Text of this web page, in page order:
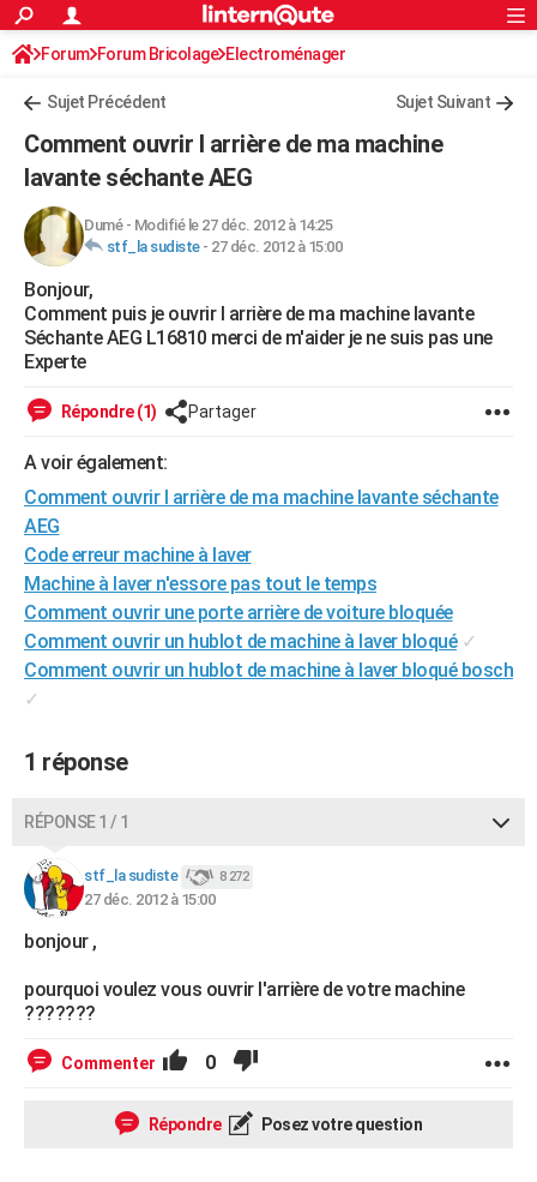
ACTUALITÉS
Politique
Société
Faits Divers
Education
Monde
Villes
+
Programme TV
TNTStreaming
Cinéma
Sorties cinéma
Musique
+FINANCE
Retraite
Impôts
Epargne
Immobilier
Risques naturels par ville
Banque
Assurance
Crédit
AUTO
Essais
Réserver un essai
Citadines
Berlines
SUV
Forum auto
HIGH-TECH
Mobiles
Meilleur smartphone
Internet
Ordinateurs
Jeux vidéo
Guide high-tech
+BRICOLAGE
Forum
Aménagement intérieur
Extérieur
Cuisine
Salle de bains
Jardinage
Rangement
WEEK-END
Guides de France
Escapades
Patrimoine
Expositions
Musées
Week-end nature
LIFESTYLE
Art de vivre
Bien-être
Loisirs
Mode
Modes de vie
SANTE
Alimentation
Guide de la santé
Maladies
Médicaments
Sommeil
VOYAGE
Destinations
City break
Voyage nature
Voyage de noces
Forum
Climat
+PHOTO
GUIDES D'ACHAT
BONS PLANS
Carte de Noël
Carte Bonne année
Carte Saint-Valentin
Carte Pâques
Carte d'anniversaire
DICTIONNAIRE
PROGRAMME TV
COPAINS D'AVANT
S'inscrire
Se connecter
Lycées
Collèges
Primaires
Universités
Entreprises
Service militaire
Avis de recherche
AVIS DE DÉCÈS
FORUM
Bricolage
Lifestyle
Culture
Sport
Auto
Television
Voyage
Cinema
S'inscrire
Connexion
Forum Forum Bricolage Electroménager
Sujet Précédent Sujet Suivant
Comment ouvrir l arrière de ma machine
lavante séchante AEG
Dumé- Modifié le 27 déc. 2012 à 14:25
stf_la sudiste- 27 déc. 2012 à 15:00
Bonjour,
Comment puis je ouvrir l arrière de ma machine lavante
Séchante AEG L16810 merci de m'aider je ne suis pas une
Experte
Répondre (1) Partager
A voir également:
Comment ouvrir l arrière de ma machine lavante séchante
AEG
Code erreur machine à laver
Machine à laver n'essore pas tout le temps
Comment ouvrir une porte arrière de voiture bloquée
Comment ouvrir un hublot de machine à laver bloqué ✓
Comment ouvrir un hublot de machine à laver bloqué bosch
✓
1 réponse
RÉPONSE 1 / 1
stf_la sudiste 8 272
27 déc. 2012 à 15:00
bonjour ,
pourquoi voulez vous ouvrir l'arrière de votre machine
???????
Commenter 0
Répondre Posez votre question